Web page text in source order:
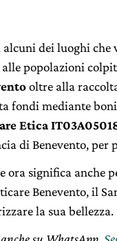
alcuni dei luoghi che
popolazioni
oltre alla
fondi mediante
Etica
di Benevento, per
ora significa anche
Benevento, il
la sua bellezza.